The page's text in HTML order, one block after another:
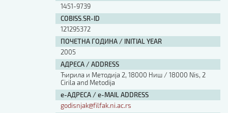
1451-9739
COBISS.SR-ID
121295372
ПОЧЕТНА ГОДИНА / INITIAL YEAR
2005
АДРЕСА / ADDRESS
Ћирила и Методија 2, 18000 Ниш / 18000 Nis, 2
Cirila and Metodija
е-АДРЕСА / e-MAIL ADDRESS
godisnjak@filfak.ni.ac.rs